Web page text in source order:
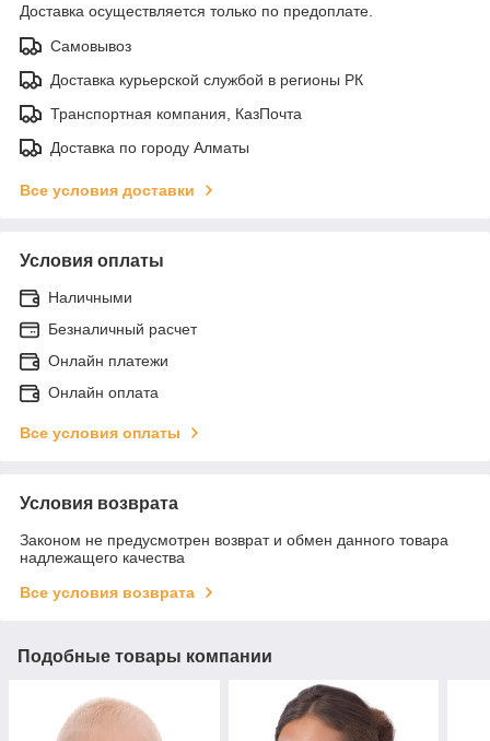
Доставка осуществляется только по предоплате.
Самовывоз
Доставка курьерской службой в регионы РК
Транспортная компания, КазПочта
Доставка по городу Алматы
Все условия доставки
Условия оплаты
Наличными
Безналичный расчет
Онлайн платежи
Онлайн оплата
Все условия оплаты
Условия возврата
Законом не предусмотрен возврат и обмен данного товара
надлежащего качества
Все условия возврата
Подобные товары компании